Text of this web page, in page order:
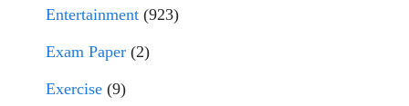
Entertainment (923)
Exam Paper (2)
Exercise (9)